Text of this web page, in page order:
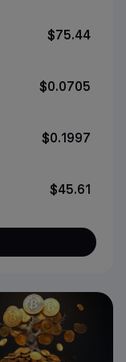
$75.44
$0.0705
$0.1997
$45.61